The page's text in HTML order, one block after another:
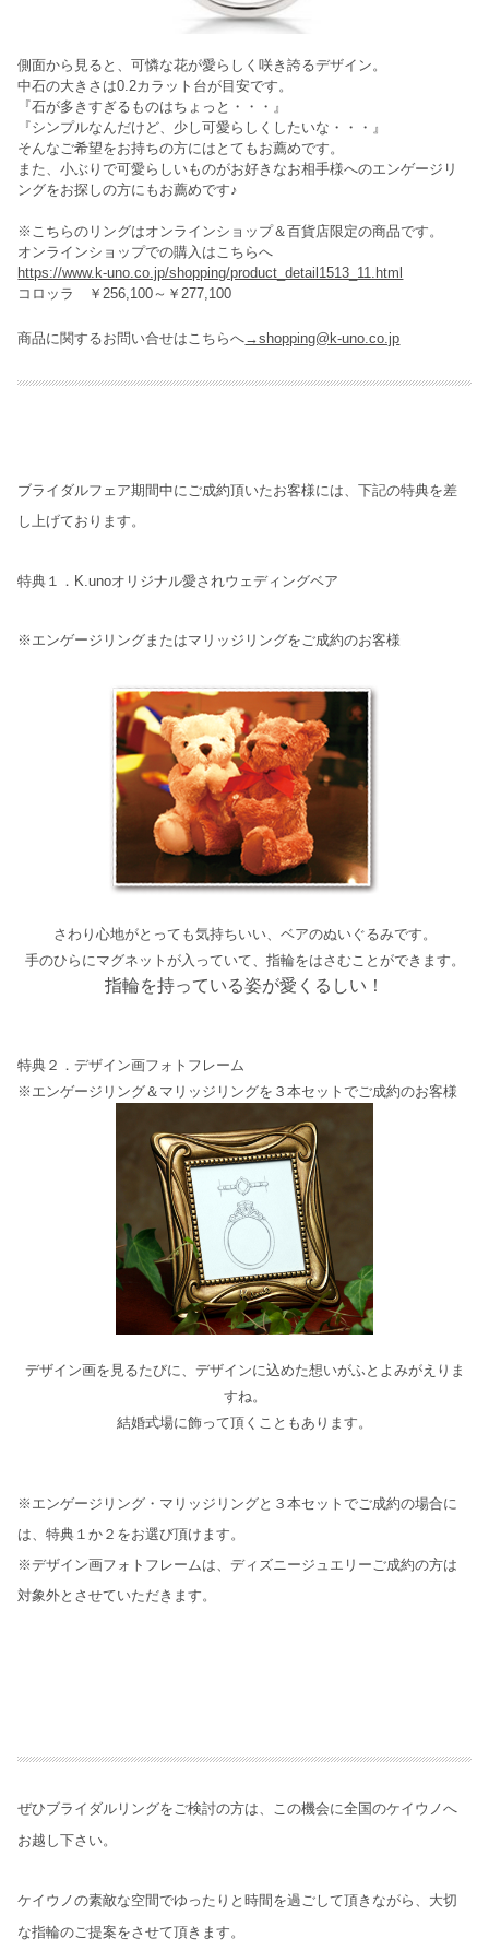
側面から見ると、可憐な花が愛らしく咲き誇るデザイン。
中石の大きさは0.2カラット台が目安です。
『石が多きすぎるものはちょっと・・・』
『シンプルなんだけど、少し可愛らしくしたいな・・・』
そんなご希望をお持ちの方にはとてもお薦めです。
また、小ぶりで可愛らしいものがお好きなお相手様へのエンゲージリ
ングをお探しの方にもお薦めです♪
※こちらのリングはオンラインショップ＆百貨店限定の商品です。
オンラインショップでの購入はこちらへ
https://www.k-uno.co.jp/shopping/product_detail1513_11.html
コロッラ ￥256,100～￥277,100
商品に関するお問い合せはこちらへ→shopping@k-uno.co.jp
ブライダルフェア期間中にご成約頂いたお客様には、下記の特典を差
し上げております。
特典１．K.unoオリジナル愛されウェディングベア
※エンゲージリングまたはマリッジリングをご成約のお客様
さわり心地がとっても気持ちいい、ベアのぬいぐるみです。
手のひらにマグネットが入っていて、指輪をはさむことができます。
指輪を持っている姿が愛くるしい！
特典２．デザイン画フォトフレーム
※エンゲージリング＆マリッジリングを３本セットでご成約のお客様
デザイン画を見るたびに、デザインに込めた想いがふとよみがえりま
すね。
結婚式場に飾って頂くこともあります。
※エンゲージリング・マリッジリングと３本セットでご成約の場合に
は、特典１か２をお選び頂けます。
※デザイン画フォトフレームは、ディズニージュエリーご成約の方は
対象外とさせていただきます。
ぜひブライダルリングをご検討の方は、この機会に全国のケイウノへ
お越し下さい。
ケイウノの素敵な空間でゆったりと時間を過ごして頂きながら、大切
な指輪のご提案をさせて頂きます。